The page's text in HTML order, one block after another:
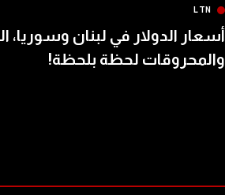
LTN
أسعار الدولار في لبنان وسوريا،
والمحروقات لحظة بلحظة!